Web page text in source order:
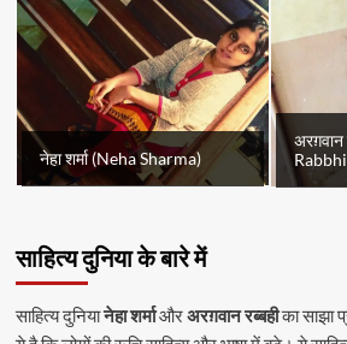
नेहा शर्मा (Neha Sharma)
साहित्य दुनिया के बारे में
साहित्य दुनियानेहा शर्माऔरअरग़वान रब्बहीका साझा